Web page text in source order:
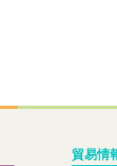
貿易情